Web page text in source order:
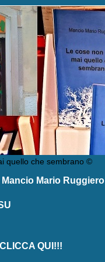
quello che sembrano ©
Mario Ruggiero
QUI!!!